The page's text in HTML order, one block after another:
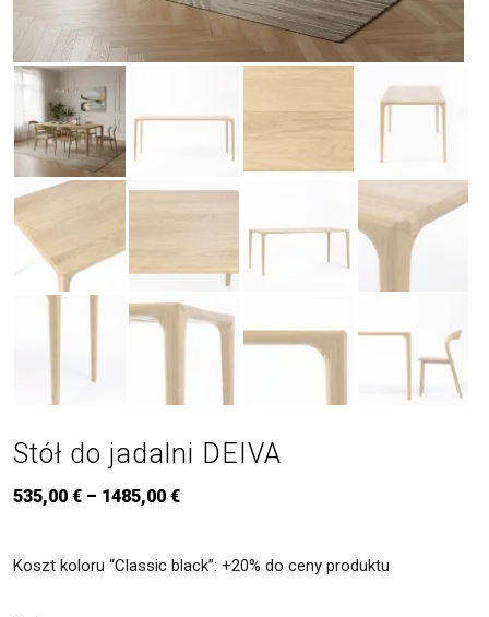
Stół do jadalni DEIVA
535,00 € – 1485,00 €
Koszt koloru “Classic black”: +20% do ceny produktu